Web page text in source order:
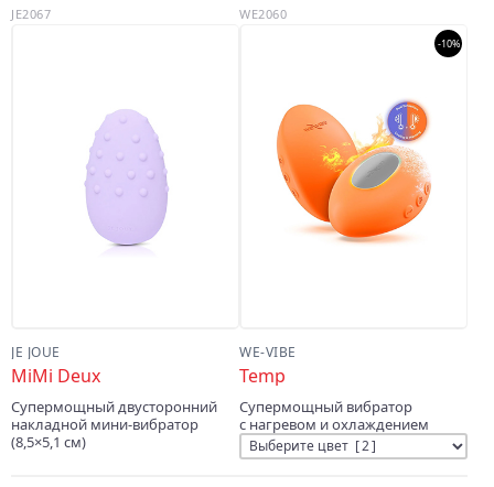
JE JOUE
MiMi Deux
Супермощный двусторонний
накладной мини‑вибратор
(8,5×5,1 см)
JE2067
WE-VIBE
Temp
Супермощный вибратор
с нагревом и охлаждением
WE2060
-10%